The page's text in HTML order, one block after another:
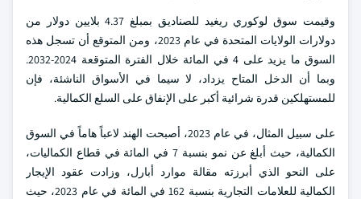
وقيمت سوق لوكوري ريغيد للصناديق بمبلغ 4.37 بلايين دولار من
دولارات الولايات المتحدة في عام 2023، ومن المتوقع أن تسجل هذه
السوق ما يزيد على 4 في المائة خلال الفترة المتوقعة 2024-2032.
وبما أن الدخل المتاح يزداد، لا سيما في الأسواق الناشئة، فإن
للمستهلكين قدرة شرائية أكبر على الإنفاق على السلع الكمالية.
على سبيل المثال، في عام 2023، أصبحت الهند لاعباً هاماً في السوق
الكمالية، حيث أبلغ عن نمو بنسبة 7 في المائة في قطاع الكماليات،
على النحو الذي أبرزته مقالة موارد أبارل، وزادت عقود الإيجار
الكمالية للعلامات التجارية بنسبة 162 في المائة في عام 2023، حيث